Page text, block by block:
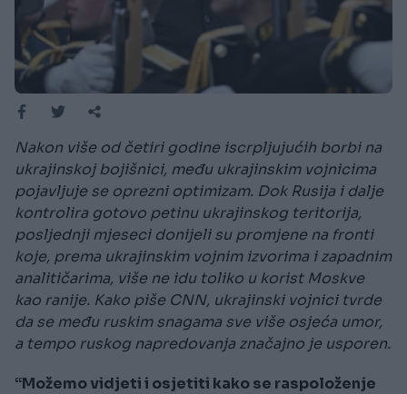
Nakon više od četiri godine iscrpljujućih borbi na
ukrajinskoj bojišnici, među ukrajinskim vojnicima
pojavljuje se oprezni optimizam. Dok Rusija i dalje
kontrolira gotovo petinu ukrajinskog teritorija,
posljednji mjeseci donijeli su promjene na fronti
koje, prema ukrajinskim vojnim izvorima i zapadnim
analitičarima, više ne idu toliko u korist Moskve
kao ranije. Kako piše CNN, ukrajinski vojnici tvrde
da se među ruskim snagama sve više osjeća umor,
a tempo ruskog napredovanja značajno je usporen.
“Možemo vidjeti i osjetiti kako se raspoloženje